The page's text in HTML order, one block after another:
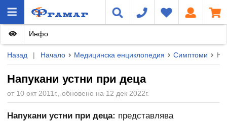
Назад | Начало Медицинска енциклопедия Симптоми
Напукани устни при деца
от 10 окт 2011г., обновено на 12 дек 2022г.
Инфо
Напукани устни при деца: представлява